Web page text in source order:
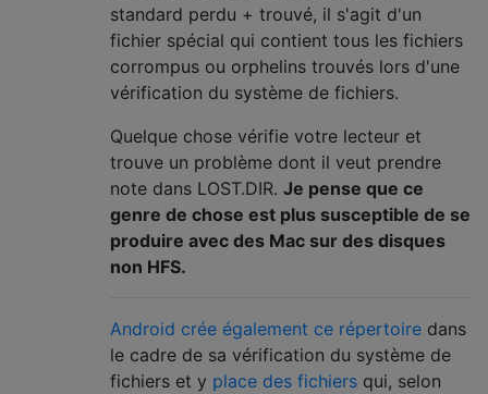
standard perdu + trouvé, il s'agit d'un
fichier spécial qui contient tous les fichiers
corrompus ou orphelins trouvés lors d'une
vérification du système de fichiers.
Quelque chose vérifie votre lecteur et
trouve un problème dont il veut prendre
note dans LOST.DIR. Je pense que ce
genre de chose est plus susceptible de se
produire avec des Mac sur des disques
non HFS.
Android crée également ce répertoire dans
le cadre de sa vérification du système de
fichiers et y place des fichiers qui, selon